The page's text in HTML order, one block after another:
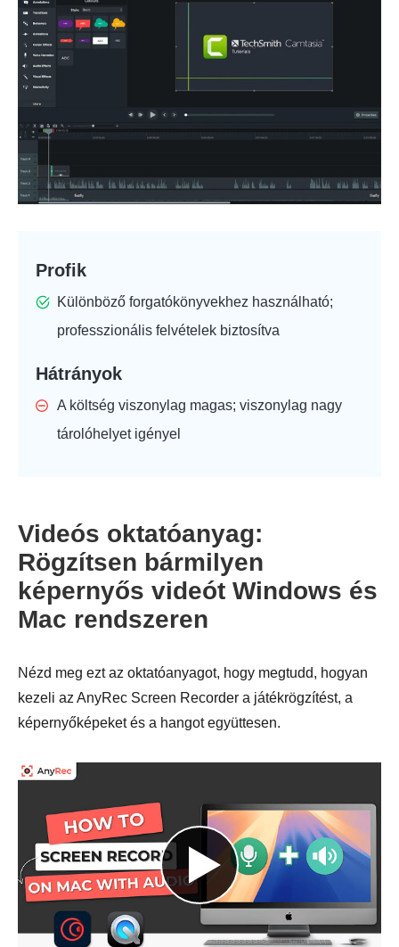
Profik
Különböző forgatókönyvekhez használható;
professzionális felvételek biztosítva
Hátrányok
A költség viszonylag magas; viszonylag nagy
tárolóhelyet igényel
Videós oktatóanyag:
Rögzítsen bármilyen
képernyős videót Windows és
Mac rendszeren
Nézd meg ezt az oktatóanyagot, hogy megtudd, hogyan
kezeli az AnyRec Screen Recorder a játékrögzítést, a
képernyőképeket és a hangot együttesen.